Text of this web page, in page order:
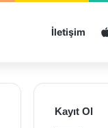
İletişim
Kayıt Ol